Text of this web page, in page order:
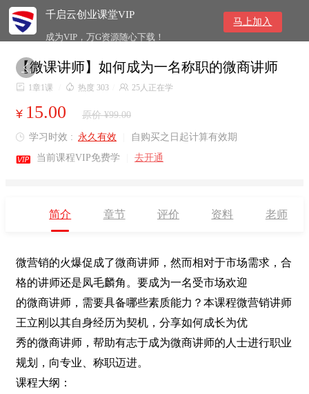
千启云创业课堂VIP
成为VIP，万G资源随心下载！
马上加入

【微课讲师】如何成为一名称职的微商讲师
 1章1课  热度 303  25人正在学
¥ 15.00 原价 ¥99.00
 学习时效 : 永久有效 自购买之日起计算有效期
 当前课程VIP免费学 去开通
简介 章节 评价 资料 老师
微营销的火爆促成了微商讲师，然而相对于市场需求，合
格的讲师还是凤毛麟角。要成为一名受市场欢迎
的微商讲师，需要具备哪些素质能力？本课程微营销讲师
王立刚以其自身经历为契机，分享如何成长为优
秀的微商讲师，帮助有志于成为微商讲师的人士进行职业
规划，向专业、称职迈进。
课程大纲：